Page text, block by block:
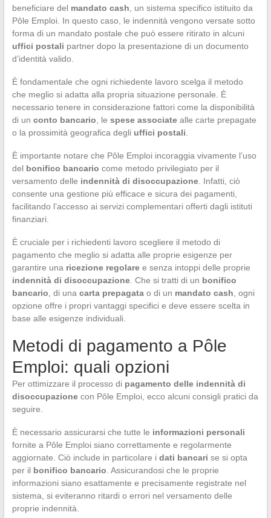
beneficiare del mandato cash , un sistema specifico istituito da
Pôle Emploi. In questo caso, le indennità vengono versate sotto
forma di un mandato postale che può essere ritirato in alcuni
uffici postali partner dopo la presentazione di un documento
d’identità valido.
È fondamentale che ogni richiedente lavoro scelga il metodo
che meglio si adatta alla propria situazione personale. È
necessario tenere in considerazione fattori come la disponibilità
di un conto bancario , le spese associatealle carte prepagate
o la prossimità geografica degli uffici postali
È importante notare che Pôle Emploi incoraggia vivamente l’uso
del bonifico bancario come metodo privilegiato per il
versamento delle indennità di disoccupazione. Infatti, ciò
consente una gestione più efficace e sicura dei pagamenti,
facilitando l’accesso ai servizi complementari offerti dagli istituti
finanziari.
È cruciale per i richiedenti lavoro scegliere il metodo di
pagamento che meglio si adatta alle proprie esigenze per
garantire una ricezione regolaree senza intoppi delle proprie
indennità di disoccupazione. Che si tratti di un bonifico
bancario , di una carta prepagatao di un mandato cash , ogni
opzione offre i propri vantaggi specifici e deve essere scelta in
base alle esigenze individuali.
Metodi di pagamento a Pôle
Emploi: quali opzioni
Per ottimizzare il processo di pagamento delle indennità di
disoccupazionecon Pôle Emploi, ecco alcuni consigli pratici da
seguire.
È necessario assicurarsi che tutte le informazioni personali
fornite a Pôle Emploi siano correttamente e regolarmente
aggiornate. Ciò include in particolare i dati bancari se si opta
per il bonifico bancario . Assicurandosi che le proprie
informazioni siano esattamente e precisamente registrate nel
sistema, si eviteranno ritardi o errori nel versamento delle
proprie indennità.